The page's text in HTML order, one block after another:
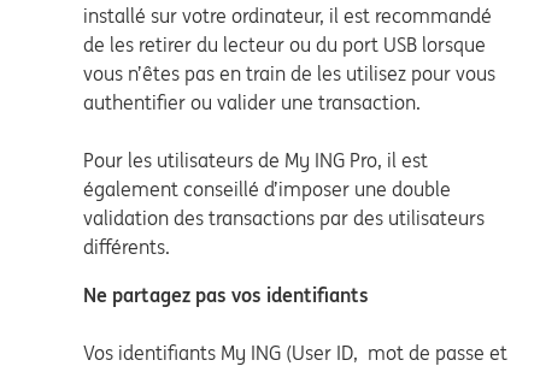
installé sur votre ordinateur, il est recommandé
de les retirer du lecteur ou du port USB lorsque
vous n’êtes pas en train de les utilisez pour vous
authentifier ou valider une transaction.
Pour les utilisateurs de My ING Pro, il est
également conseillé d’imposer une double
validation des transactions par des utilisateurs
différents.
Ne partagez pas vos identifiants
Vos identifiants My ING (User ID, mot de passe et